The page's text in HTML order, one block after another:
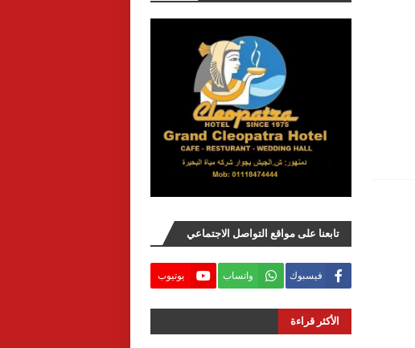
تابعنا على مواقع التواصل الاجتماعي
فيسبوك واتساب يوتيوب
الأكثر قراءة